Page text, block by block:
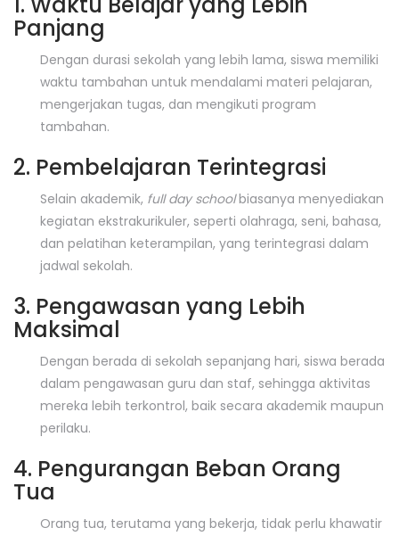
Panjang
Dengan durasi sekolah yang lebih lama, siswa memiliki
waktu tambahan untuk mendalami materi pelajaran,
mengerjakan tugas, dan mengikuti program
tambahan.
2. Pembelajaran Terintegrasi
Selain akademik, full day schoolbiasanya menyediakan
kegiatan ekstrakurikuler, seperti olahraga, seni, bahasa,
dan pelatihan keterampilan, yang terintegrasi dalam
jadwal sekolah.
3. Pengawasan yang Lebih
Maksimal
Dengan berada di sekolah sepanjang hari, siswa berada
dalam pengawasan guru dan staf, sehingga aktivitas
mereka lebih terkontrol, baik secara akademik maupun
perilaku.
4. Pengurangan Beban Orang
Tua
Orang tua, terutama yang bekerja, tidak perlu khawatir